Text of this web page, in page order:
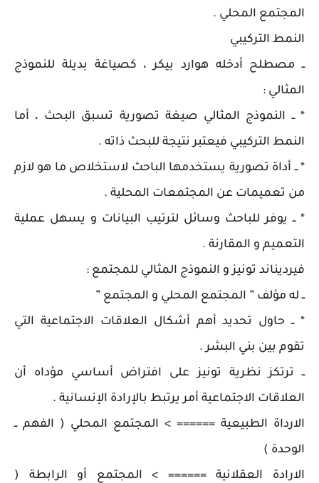
المجتمع المحلي .
النمط التركيبي
ــ مصطلح أدخله هوارد بيكر ، كصياغة بديلة للنموذج
المثالي :
* ــ النموذج المثالي صيغة تصورية تسبق البحث ، أما
النمط التركيبي فيعتبر نتيجة للبحث ذاته .
* ــ أداة تصورية يستخدمها الباحث لاستخلاص ما هو لازم
من تعميمات عن المجتمعات المحلية .
* ــ يوفر للباحث وسائل لترتيب البيانات و يسهل عملية
التعميم و المقارنة .
فيرديناند تونيز و النموذج المثالي للمجتمع :
ــ له مؤلف ” المجتمع المحلي و المجتمع ”
* ــ حاول تحديد أهم أشكال العلاقات الاجتماعية التي
تقوم بين بني البشر .
ــ ترتكز نظرية تونيز على افتراض أساسي مؤداه أن
العلاقات الاجتماعية أمر يرتبط بالإرادة الإنسانية .
الارداة الطبيعية ====== > المجتمع المحلي ( الفهم ــ
الوحدة )
الارادة العقلانية ====== > المجتمع أو الرابطة (